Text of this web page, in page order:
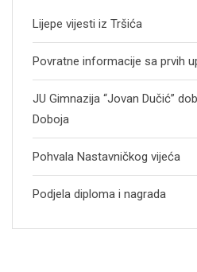
Lijepe vijesti iz Tršića
Povratne informacije sa prvih
JU Gimnazija “Jovan Dučić”
Doboja
Pohvala Nastavničkog vijeća
Podjela diploma i nagrada